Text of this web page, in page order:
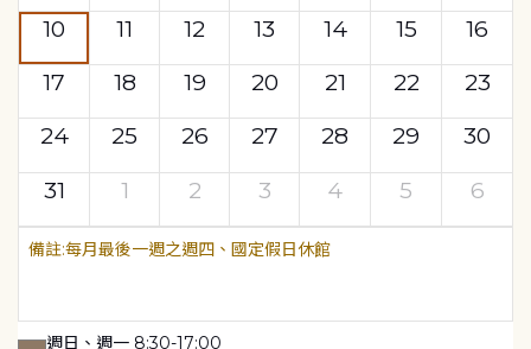
10
11 12 13 14 15
16
17
18 19 20 21 22
23
24
25 26 27 28 29
30
31
1 2 3 4 5 6
每月最後一週之週四、國定假日休館
週日、週一 8:30-17:00